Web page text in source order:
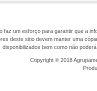
faz um esforço para garantir que a
deste sitio devem manter uma
disponibilizados bem como não
Copyright © 2018